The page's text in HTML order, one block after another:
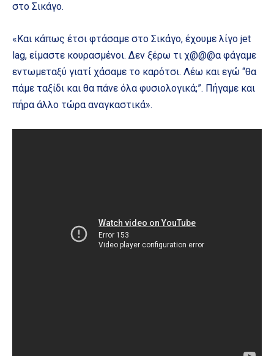
στο Σικάγο.
«Και κάπως έτσι φτάσαμε στο Σικάγο, έχουμε λίγο jet
lag, είμαστε κουρασμένοι. Δεν ξέρω τι χ@@@α φάγαμε
εντωμεταξύ γιατί χάσαμε το καρότσι. Λέω και εγώ “θα
πάμε ταξίδι και θα πάνε όλα φυσιολογικά;”. Πήγαμε και
πήρα άλλο τώρα αναγκαστικά».